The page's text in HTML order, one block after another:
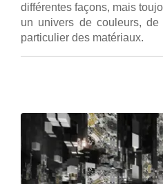
différentes façons, mais
un univers de couleurs,
particulier des matériaux.